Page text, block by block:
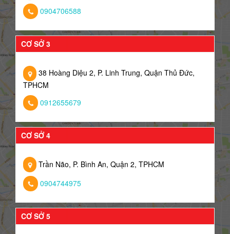
0904706588
CƠ SỞ 3
38 Hoàng Diệu 2, P. Linh Trung, Quận Thủ Đức,
TPHCM
0912655679
CƠ SỞ 4
Trần Não, P. Bình An, Quận 2, TPHCM
0904744975
CƠ SỞ 5